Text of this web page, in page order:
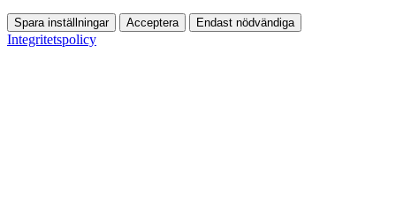
Spara inställningar Acceptera Endast nödvändiga
Integritetspolicy